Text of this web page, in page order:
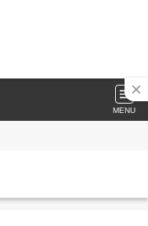
MENU